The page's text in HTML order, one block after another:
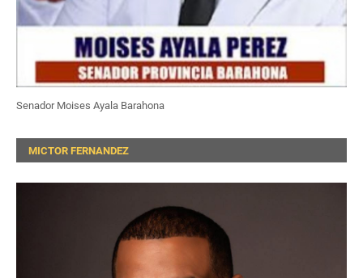
Senador Moises Ayala Barahona
MICTOR FERNANDEZ